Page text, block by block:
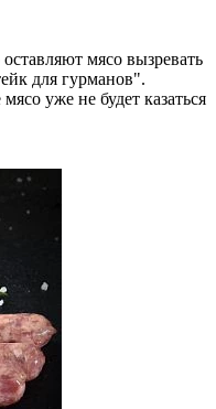
мясо вызревать
для гурманов".
уже не будет казаться